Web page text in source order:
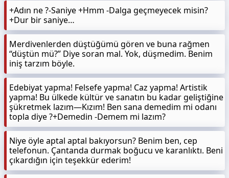
+Adın ne ?-Saniye +Hmm -Dalga geçmeyecek misin?
+Dur bir saniye…
Merdivenlerden düştüğümü gören ve buna rağmen
“düştün mü?” Diye soran mal. Yok, düşmedim. Benim
iniş tarzım böyle.
Edebiyat yapma! Felsefe yapma! Caz yapma! Artistik
yapma! Bu ülkede kültür ve sanatın bu kadar geliştiğine
şükretmek lazım—Kızım! Ben sana demedim mi odanı
topla diye ?+Demedin -Demem mi lazım?
Niye öyle aptal aptal bakıyorsun? Benim ben, cep
telefonun. Çantanda durmak boğucu ve karanlıktı. Beni
çıkardığın için teşekkür ederim!